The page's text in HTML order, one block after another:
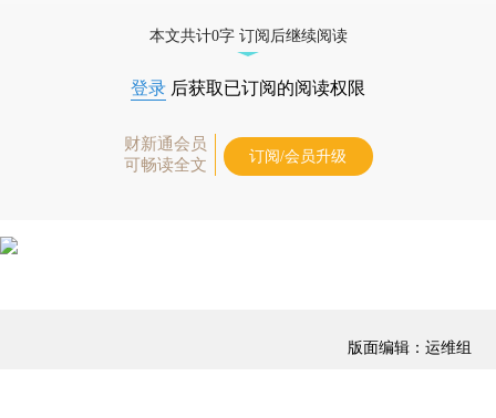
本文共计0字 订阅后继续阅读
登录 后获取已订阅的阅读权限
财新通会员
可畅读全文
订阅/会员升级
版面编辑：运维组